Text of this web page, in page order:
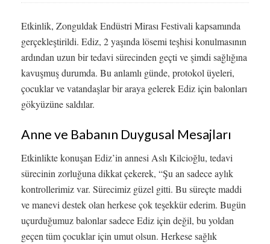
Etkinlik, Zonguldak Endüstri Mirası Festivali kapsamında
gerçekleştirildi. Ediz, 2 yaşında lösemi teşhisi konulmasının
ardından uzun bir tedavi sürecinden geçti ve şimdi sağlığına
kavuşmuş durumda. Bu anlamlı günde, protokol üyeleri,
çocuklar ve vatandaşlar bir araya gelerek Ediz için balonları
gökyüzüne saldılar.
Anne ve Babanın Duygusal Mesajları
Etkinlikte konuşan Ediz’in annesi Aslı Kilcioğlu, tedavi
sürecinin zorluğuna dikkat çekerek, “Şu an sadece aylık
kontrollerimiz var. Sürecimiz güzel gitti. Bu süreçte maddi
ve manevi destek olan herkese çok teşekkür ederim. Bugün
uçurduğumuz balonlar sadece Ediz için değil, bu yoldan
geçen tüm çocuklar için umut olsun. Herkese sağlık